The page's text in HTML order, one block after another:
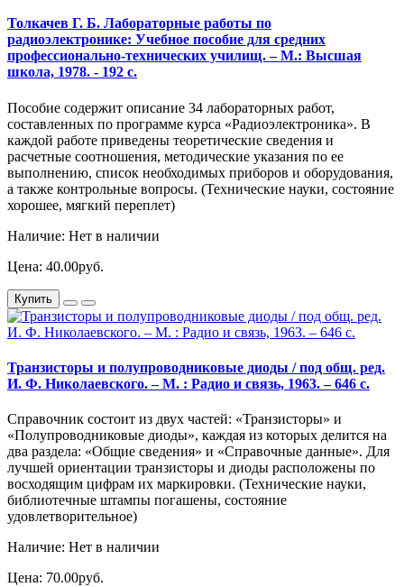
Толкачев Г. Б. Лабораторные работы по
радиоэлектронике: Учебное пособие для средних
профессионально-технических училищ. – М.: Высшая
школа, 1978. - 192 с.
Пособие содержит описание 34 лабораторных работ,
составленных по программе курса «Радиоэлектроника». В
каждой работе приведены теоретические сведения и
расчетные соотношения, методические указания по ее
выполнению, список необходимых приборов и оборудования,
а также контрольные вопросы. (Технические науки, состояние
хорошее, мягкий переплет)
Наличие: Нет в наличии
Цена: 40.00руб.
Купить
Транзисторы и полупроводниковые диоды / под общ. ред.
И. Ф. Николаевского. – М. : Радио и связь, 1963. – 646 с.
Справочник состоит из двух частей: «Транзисторы» и
«Полупроводниковые диоды», каждая из которых делится на
два раздела: «Общие сведения» и «Справочные данные». Для
лучшей ориентации транзисторы и диоды расположены по
восходящим цифрам их маркировки. (Технические науки,
библиотечные штампы погашены, состояние
удовлетворительное)
Наличие: Нет в наличии
Цена: 70.00руб.